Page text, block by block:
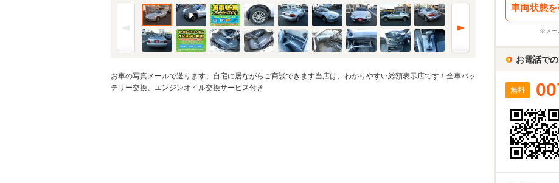
お車の写真メールで送ります、自宅に居ながらご商談できます当店は、わかりやすい総額表示店です！全車バッ
テリー交換、エンジンオイル交換サービス付き
車両状態
※メー
お電話で
無料
金利 %